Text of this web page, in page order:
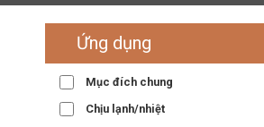
Ứng dụng
Mục đích chung
Chịu lạnh/nhiệt